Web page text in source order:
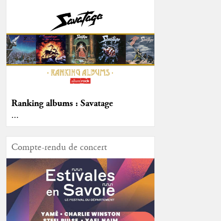
Ranking albums : Savatage
...
Compte-rendu de concert